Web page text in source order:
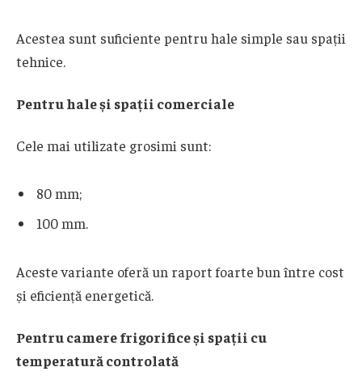
Acestea sunt suficiente pentru hale simple sau spații
tehnice.
Pentru hale și spații comerciale
Cele mai utilizate grosimi sunt:
80 mm;
100 mm.
Aceste variante oferă un raport foarte bun între cost
și eficiență energetică.
Pentru camere frigorifice și spații cu
temperatură controlată